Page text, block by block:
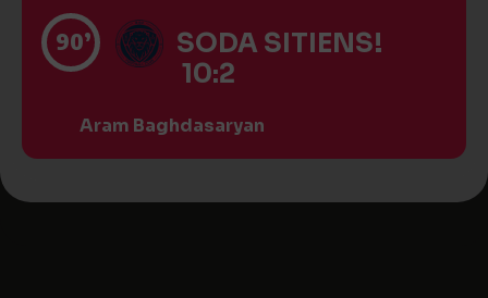
90’
SODA SITIENS!
10:2
Aram Baghdasaryan